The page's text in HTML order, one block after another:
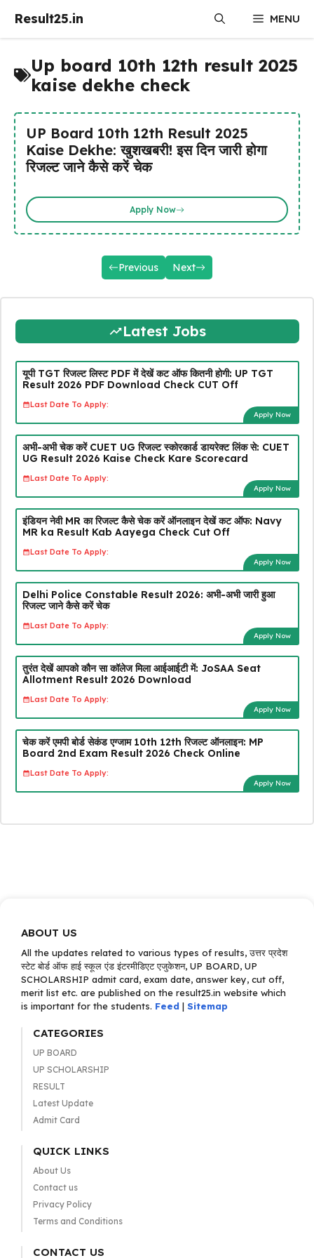
Result25.in MENU
Up board 10th 12th result 2025
kaise dekhe check
UP Board 10th 12th Result 2025
Kaise Dekhe: खुशखबरी! इस दिन जारी होगा
रिजल्ट जाने कैसे करें चेक
Apply Now
Previous Next
Latest Jobs
यूपी TGT रिजल्ट लिस्ट PDF में देखें कट ऑफ कितनी होगी: UP TGT
Result 2026 PDF Download Check CUT Off
Last Date To Apply:
Apply Now
अभी-अभी चेक करें CUET UG रिजल्ट स्कोरकार्ड डायरेक्ट लिंक से: CUET
UG Result 2026 Kaise Check Kare Scorecard
Last Date To Apply:
Apply Now
इंडियन नेवी MR का रिजल्ट कैसे चेक करें ऑनलाइन देखें कट ऑफ: Navy
MR ka Result Kab Aayega Check Cut Off
Last Date To Apply:
Apply Now
Delhi Police Constable Result 2026: अभी-अभी जारी हुआ
रिजल्ट जाने कैसे करें चेक
Last Date To Apply:
Apply Now
तुरंत देखें आपको कौन सा कॉलेज मिला आईआईटी में: JoSAA Seat
Allotment Result 2026 Download
Last Date To Apply:
Apply Now
चेक करें एमपी बोर्ड सेकंड एग्जाम 10th 12th रिजल्ट ऑनलाइन: MP
Board 2nd Exam Result 2026 Check Online
Last Date To Apply:
Apply Now
ABOUT US
All the updates related to various types of results, उत्तर प्रदेश
स्टेट बोर्ड ऑफ हाई स्कूल एंड इंटरमीडिएट एजुकेशन, UP BOARD, UP
SCHOLARSHIP admit card, exam date, answer key, cut off,
merit list etc. are published on the result25.in website which
is important for the students. Feed | Sitemap
CATEGORIES
UP BOARD
UP SCHOLARSHIP
RESULT
Latest Update
Admit Card
QUICK LINKS
About Us
Contact us
Privacy Policy
Terms and Conditions
CONTACT US